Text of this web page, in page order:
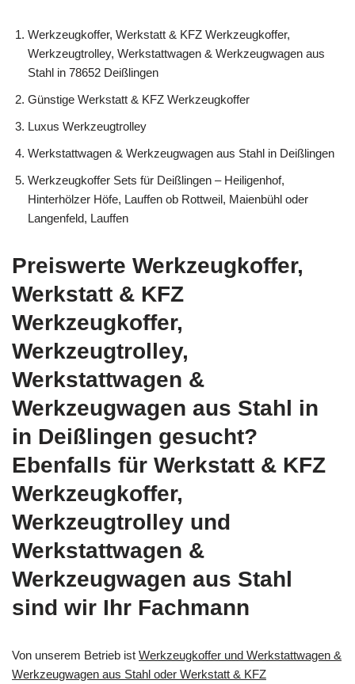
Werkzeugkoffer, Werkstatt & KFZ Werkzeugkoffer,
Werkzeugtrolley, Werkstattwagen & Werkzeugwagen aus
Stahl in 78652 Deißlingen
Günstige Werkstatt & KFZ Werkzeugkoffer
Luxus Werkzeugtrolley
Werkstattwagen & Werkzeugwagen aus Stahl in Deißlingen
Werkzeugkoffer Sets für Deißlingen – Heiligenhof,
Hinterhölzer Höfe, Lauffen ob Rottweil, Maienbühl oder
Langenfeld, Lauffen
Preiswerte Werkzeugkoffer,
Werkstatt & KFZ
Werkzeugkoffer,
Werkzeugtrolley,
Werkstattwagen &
Werkzeugwagen aus Stahl in
in Deißlingen gesucht?
Ebenfalls für Werkstatt & KFZ
Werkzeugkoffer,
Werkzeugtrolley und
Werkstattwagen &
Werkzeugwagen aus Stahl
sind wir Ihr Fachmann
Von unserem Betrieb ist Werkzeugkoffer und Werkstattwagen &
Werkzeugwagen aus Stahl oder Werkstatt & KFZ